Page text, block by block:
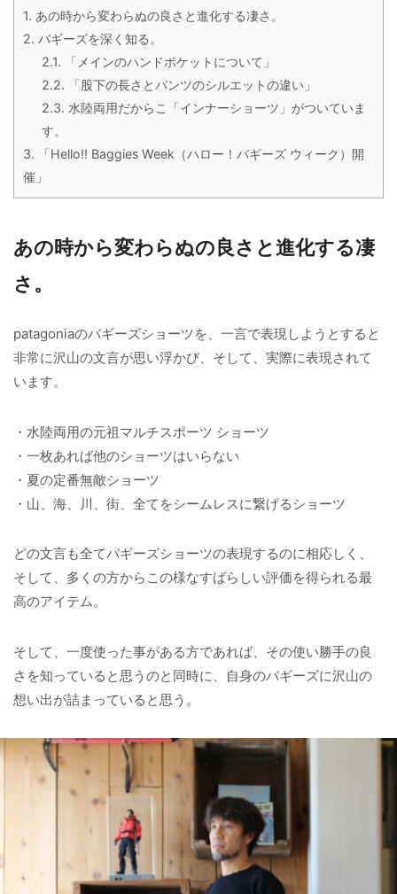
1. あの時から変わらぬの良さと進化する凄さ。
2. バギーズを深く知る。
2.1. 「メインのハンドポケットについて」
2.2. 「股下の長さとパンツのシルエットの違い」
2.3. 水陸両用だからこ「インナーショーツ」がついていま
す。
3. 「Hello!! Baggies Week（ハロー！バギーズ ウィーク）開
催」
あの時から変わらぬの良さと進化する凄
さ。
patagoniaのバギーズショーツを、一言で表現しようとすると
非常に沢山の文言が思い浮かび、そして、実際に表現されて
います。
・水陸両用の元祖マルチスポーツ ショーツ
・一枚あれば他のショーツはいらない
・夏の定番無敵ショーツ
・山、海、川、街、全てをシームレスに繋げるショーツ
どの文言も全てバギーズショーツの表現するのに相応しく、
そして、多くの方からこの様なすばらしい評価を得られる最
高のアイテム。
そして、一度使った事がある方であれば、その使い勝手の良
さを知っていると思うのと同時に、自身のバギーズに沢山の
想い出が詰まっていると思う。